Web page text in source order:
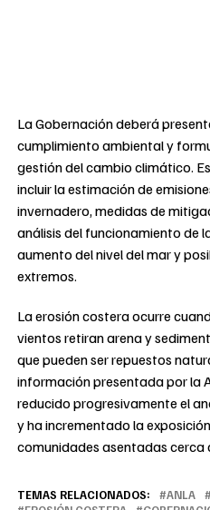
La Gobernación deberá
cumplimiento ambiental y
gestión del cambio climático.
incluir la estimación de
invernadero, medidas de
análisis del funcionamiento de
aumento del nivel del mar y
extremos.
La erosión costera ocurre
vientos retiran arena y
que pueden ser repuestos
información presentada por la
reducido progresivamente el
y ha incrementado la
comunidades asentadas cerca
TEMAS RELACIONADOS: ANLA